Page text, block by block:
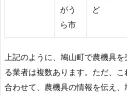
がう
ら市
ど
上記のように、鳩山町で農機具
る業者は複数あります。ただ、
合わせて、農機具の情報を伝え